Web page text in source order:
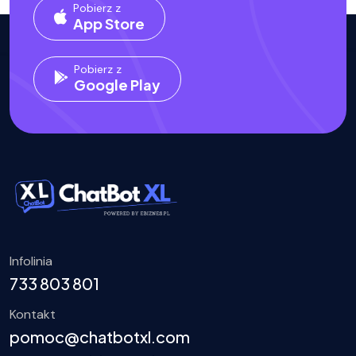
Pobierz z
App Store
Pobierz z
Google Play
Infolinia
733 803 801
Kontakt
pomoc@chatbotxl.com